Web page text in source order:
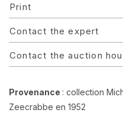
Print
Contact the expert
Contact the auction
Provenance : collection
Zeecrabbe en 1952